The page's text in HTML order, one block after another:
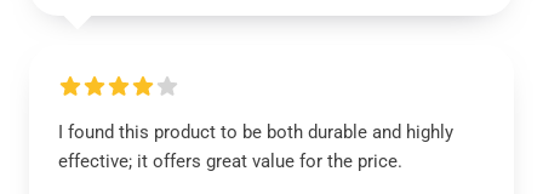
I found this product to be both durable and highly
effective; it offers great value for the price.